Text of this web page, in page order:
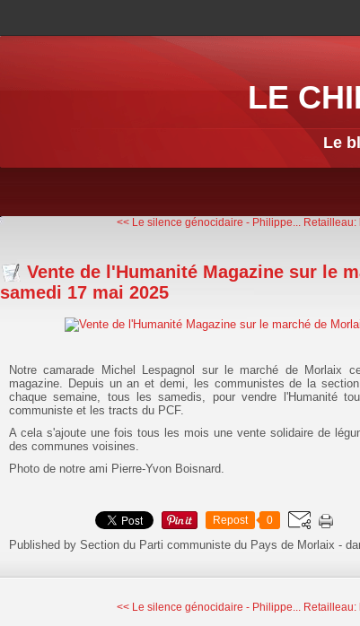
LE
Le
<< Le silence génocidaire - Philippe... Retailleau:
Vente de l'Humanité Magazine sur le
samedi 17 mai 2025
Notre camarade Michel Lespagnol sur le marché de Morlaix
magazine. Depuis un an et demi, les communistes de la
chaque semaine, tous les samedis, pour vendre l'Humanité
communiste et les tracts du PCF.
A cela s'ajoute une fois tous les mois une vente solidaire de
des communes voisines.
Photo de notre ami Pierre-Yvon Boisnard.
Repost 0
Published by Section du Parti communiste du Pays de Morlaix -
<< Le silence génocidaire - Philippe... Retailleau: